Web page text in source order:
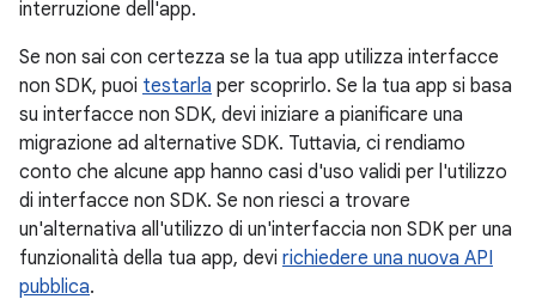
interruzione dell'app.
Se non sai con certezza se la tua app utilizza interfacce
non SDK, puoi testarla per scoprirlo. Se la tua app si basa
su interfacce non SDK, devi iniziare a pianificare una
migrazione ad alternative SDK. Tuttavia, ci rendiamo
conto che alcune app hanno casi d'uso validi per l'utilizzo
di interfacce non SDK. Se non riesci a trovare
un'alternativa all'utilizzo di un'interfaccia non SDK per una
funzionalità della tua app, devi richiedere una nuova API
pubblica.